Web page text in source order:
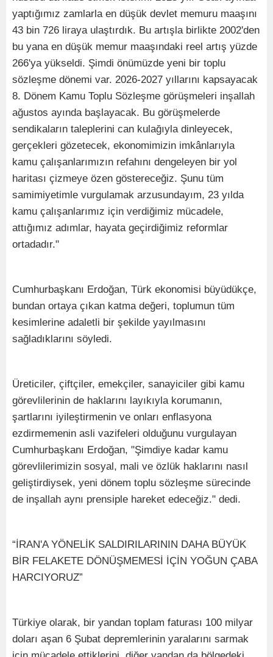
yaptığımız zamlarla en düşük devlet memuru maaşını
43 bin 726 liraya ulaştırdık. Bu artışla birlikte 2002'den
bu yana en düşük memur maaşındaki reel artış yüzde
266'ya yükseldi. Şimdi önümüzde yeni bir toplu
sözleşme dönemi var. 2026-2027 yıllarını kapsayacak
8. Dönem Kamu Toplu Sözleşme görüşmeleri inşallah
ağustos ayında başlayacak. Bu görüşmelerde
sendikaların taleplerini can kulağıyla dinleyecek,
gerçekleri gözetecek, ekonomimizin imkânlarıyla
kamu çalışanlarımızın refahını dengeleyen bir yol
haritası çizmeye özen göstereceğiz. Şunu tüm
samimiyetimle vurgulamak arzusundayım, 23 yılda
kamu çalışanlarımız için verdiğimiz mücadele,
attığımız adımlar, hayata geçirdiğimiz reformlar
ortadadır."
Cumhurbaşkanı Erdoğan, Türk ekonomisi büyüdükçe,
bundan ortaya çıkan katma değeri, toplumun tüm
kesimlerine adaletli bir şekilde yayılmasını
sağladıklarını söyledi.
Üreticiler, çiftçiler, emekçiler, sanayiciler gibi kamu
görevlilerinin de haklarını layıkıyla korumanın,
şartlarını iyileştirmenin ve onları enflasyona
ezdirmemenin asli vazifeleri olduğunu vurgulayan
Cumhurbaşkanı Erdoğan, "Şimdiye kadar kamu
görevlilerimizin sosyal, mali ve özlük haklarını nasıl
geliştirdiysek, yeni dönem toplu sözleşme sürecinde
de inşallah aynı prensiple hareket edeceğiz." dedi.
“İRAN'A YÖNELİK SALDIRILARININ DAHA BÜYÜK
BİR FELAKETE DÖNÜŞMEMESİ İÇİN YOĞUN ÇABA
HARCIYORUZ”
Türkiye olarak, bir yandan toplam faturası 100 milyar
doları aşan 6 Şubat depremlerinin yaralarını sarmak